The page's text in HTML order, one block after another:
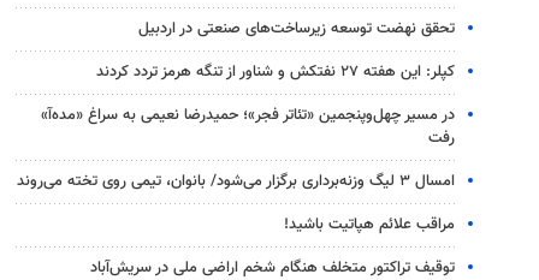
تحقق نهضت توسعه زیرساخت‌های صنعتی در اردبیل
کپلر: این هفته ۲۷ نفتکش و شناور از تنگه هرمز تردد کردند
در مسیر چهل‌وپنجمین «تئاتر فجر»؛ حمیدرضا نعیمی به سراغ «مده‌آ»
رفت
امسال ۳ لیگ وزنه‌برداری برگزار می‌شود/ بانوان، تیمی روی تخته می‌روند
مراقب علائم هپاتیت باشید!
توقیف تراکتور متخلف هنگام شخم اراضی ملی در سریش‌آباد